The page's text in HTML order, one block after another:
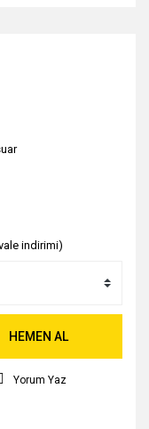
indirimi)
HEMEN AL
Yorum Yaz